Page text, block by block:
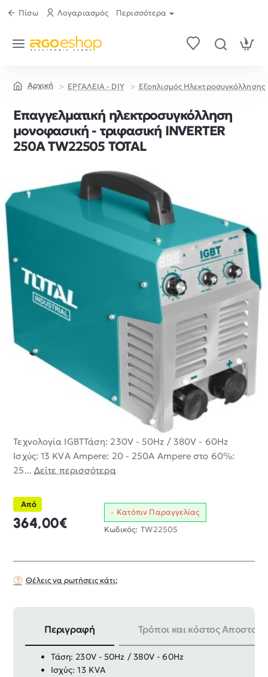
Πίσω Λογαριασμός Περισσότερα
ΕΡΓΑΛΕΙΑ - DIY Εξοπλισμός Ηλεκτροσυγκόλλησης
Επαγγελματική ηλεκτροσυγκόλληση
μονοφασική - τριφασική INVERTER
250Α TW22505 TOTAL
Τεχνολογία IGBTΤάση: 230V - 50Hz / 380V - 60Hz
Ισχύς: 13 KVA Ampere: 20 - 250A Ampere στο 60%:
25... Δείτε περισσότερα
Από
364,00€
Κατόπιν Παραγγελίας
Κωδικός: TW22505
Θέλεις να ρωτήσεις κάτι;
Περιγραφή Τρόποι και κόστος
Τεχνολογία IGBT
Τάση: 230V - 50Hz / 380V - 60Hz
Ισχύς: 13 KVA